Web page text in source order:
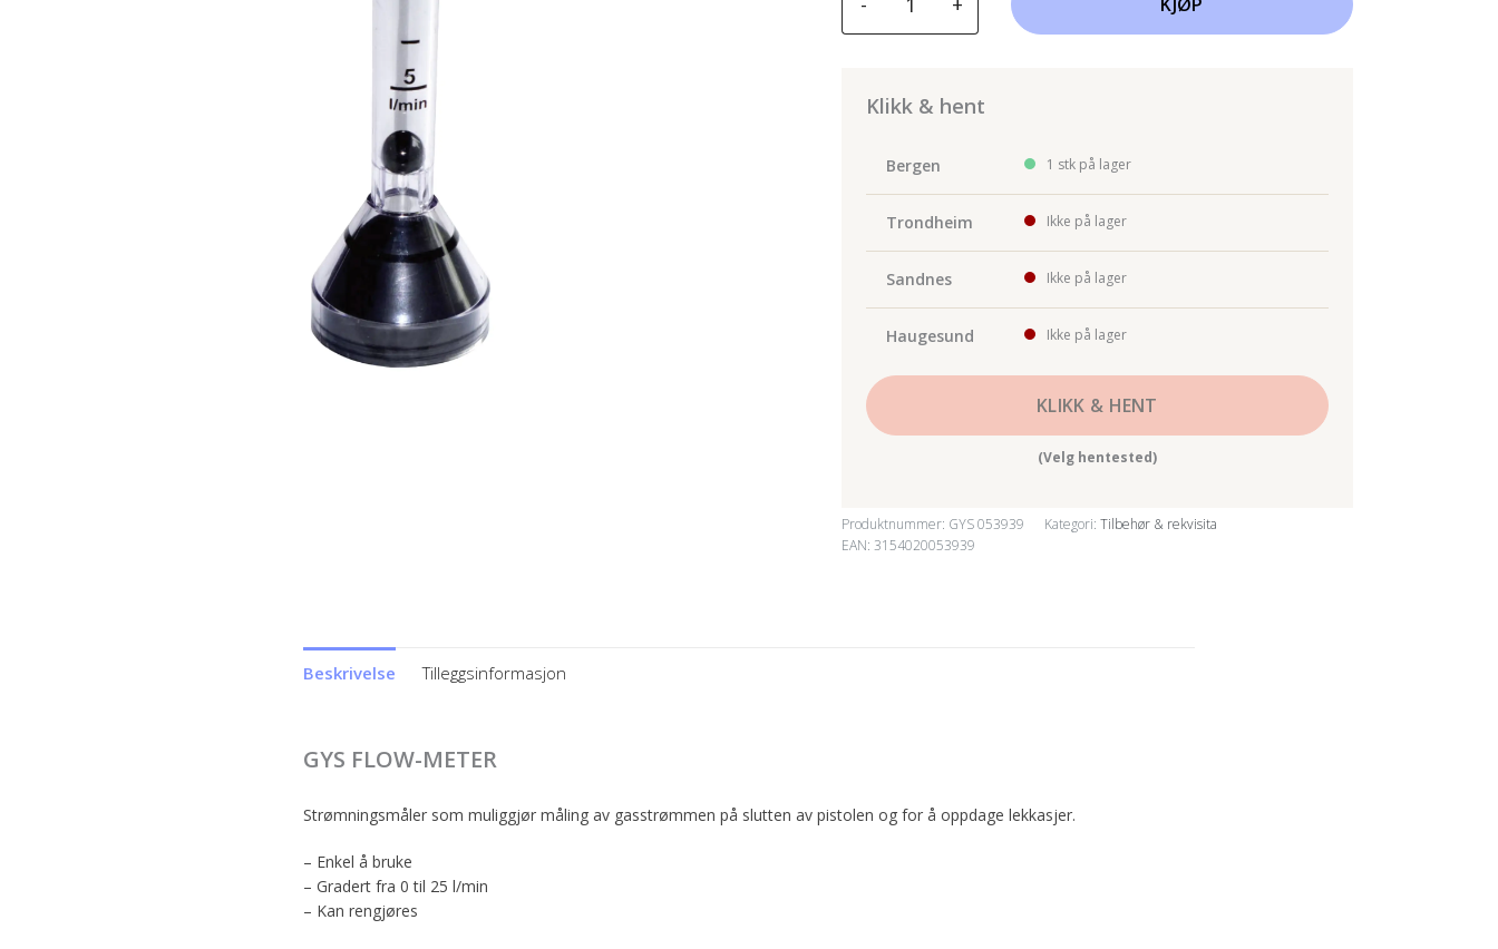
TORCH
GAS
METER
Klikk & hent
Bergen 1 stk på lager
Trondheim Ikke på lager
Sandnes Ikke på lager
Haugesund Ikke på lager
KLIKK & HENT
(Velg hentested)
Produktnummer: GYS 053939 Kategori: Tilbehør & rekvisita
EAN: 3154020053939
Beskrivelse Tilleggsinformasjon
GYS FLOW-METER
Strømningsmåler som muliggjør måling av gasstrømmen på slutten av pistolen og for å oppdage lekkasjer.
– Enkel å bruke
– Gradert fra 0 til 25 l/min
– Kan rengjøres